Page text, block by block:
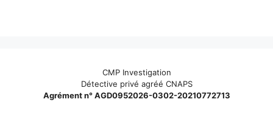
CMP Investigation
Détective privé agréé CNAPS
Agrément n° AGD0952026-0302-20210772713